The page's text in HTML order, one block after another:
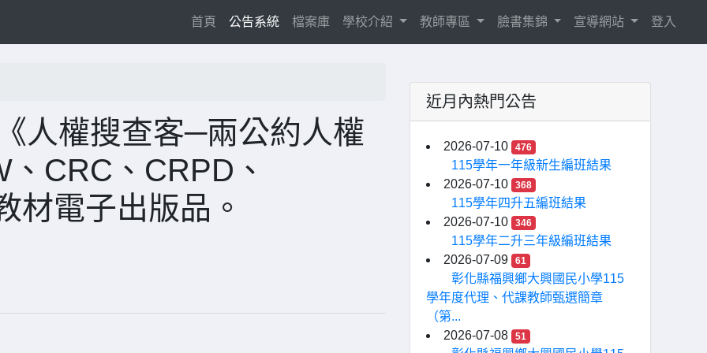
首頁 (current)
公告系統 檔案庫 學校介紹 教師專區 臉書集錦 宣導網站 登入
人權搜查客─兩公約人權
CRC、CRPD、
材電子出版品。
近月內熱門公告
2026-07-10 476
115學年一年級新生編班結果
2026-07-10
368
115學年四升五編班結果
2026-07-10
346
115學年二升三年級編班結果
2026-07-09
61
彰化縣福興鄉大興國民小學115
學年度代理、代課教師甄選簡章
（第...
2026-07-08
51